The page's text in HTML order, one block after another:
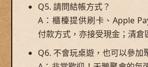
Q5. 請問結帳方式？
A：櫃檯提供刷卡、Apple
付款方式，亦接受現金；清倉
Q6. 不會玩桌遊，也可以參加